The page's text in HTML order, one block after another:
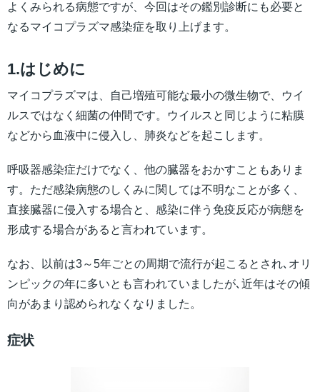
よくみられる病態ですが、今回はその鑑別診断にも必要と
なるマイコプラズマ感染症を取り上げます。
1.はじめに
マイコプラズマは、自己増殖可能な最小の微生物で、ウイ
ルスではなく細菌の仲間です。ウイルスと同じように粘膜
などから血液中に侵入し、肺炎などを起こします。
呼吸器感染症だけでなく、他の臓器をおかすこともありま
す。ただ感染病態のしくみに関しては不明なことが多く、
直接臓器に侵入する場合と、感染に伴う免疫反応が病態を
形成する場合があると言われています。
なお、以前は3～5年ごとの周期で流行が起こるとされ､オリ
ンピックの年に多いとも言われていましたが､近年はその傾
向があまり認められなくなりました。
症状